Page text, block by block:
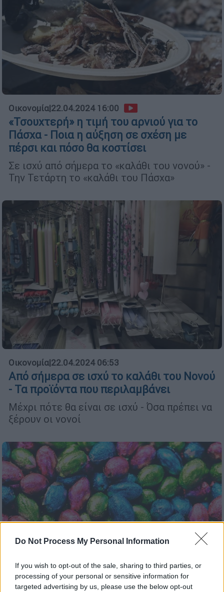
Do Not Process My Personal Information
If you wish to opt-out of the sale, sharing to third parties, or
processing of your personal or sensitive information for
targeted advertising by us, please use the below opt-out
Οικονομία|22.04.2024 16:00
«Τσουχτερή» η τιμή του αρνιού για το
Πάσχα - Ποια η αύξηση σε σχέση με
πέρσι και πόσο θα κοστίσει
Σε ισχύ από σήμερα το «καλάθι του νονού» -
Την Τετάρτη το «καλάθι του Πάσχα»
Οικονομία|22.04.2024 06:53
Από σήμερα σε ισχύ το καλάθι του Νονού
- Τα προϊόντα που περιλαμβάνει
Μέχρι πότε θα είναι σε ισχύ - Όσα πρέπει να
ξέρουν οι νονοί